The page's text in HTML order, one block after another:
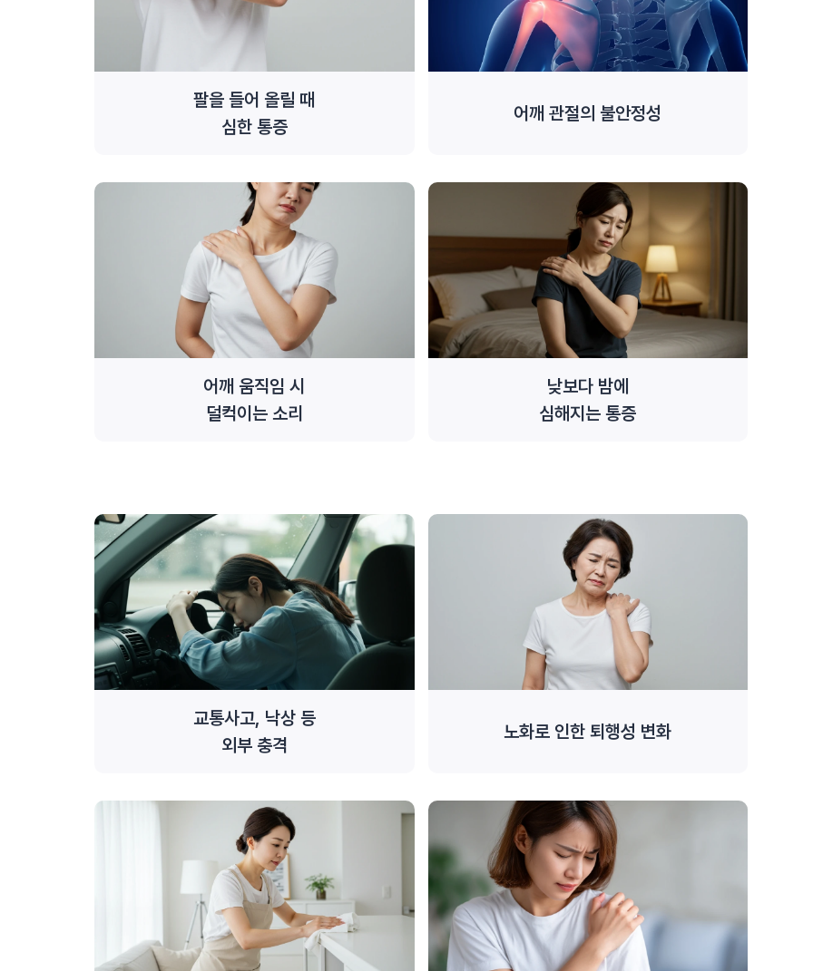
팔을 들어 올릴 때
심한 통증
어깨 관절의 불안정성
어깨 움직임 시
덜컥이는 소리
낮보다 밤에
심해지는 통증
교통사고, 낙상 등
외부 충격
노화로 인한 퇴행성 변화